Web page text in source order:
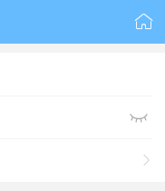


